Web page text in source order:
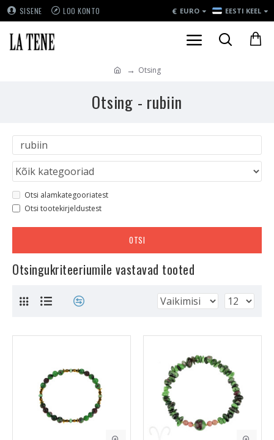
SISENE LOO KONTO € EURO EESTI KEEL
Otsing
Otsing - rubiin
Otsi alamkategooriatest
Otsi tootekirjeldustest
OTSI
Otsingukriteeriumile vastavad tooted